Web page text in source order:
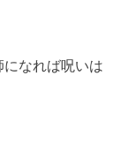
になれば呪いは